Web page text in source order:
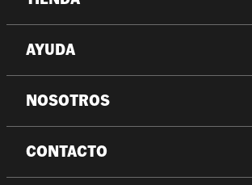
AYUDA
NOSOTROS
CONTACTO